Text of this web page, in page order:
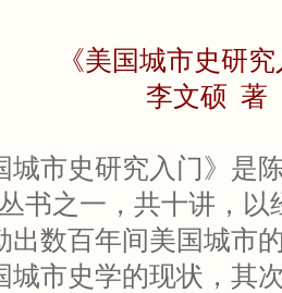
《美国城市史研
李文硕 著
城市史研究入门》是
书之一，共十讲，
出数百年间美国城市
城市史学的现状，其